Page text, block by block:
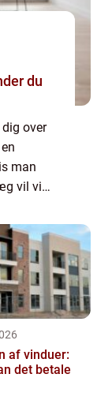
du
over
man
vil vi
af vinduer:
det betale